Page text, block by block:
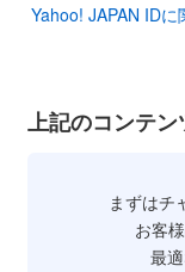
Yahoo! JAPAN IDに
上記のコンテ
まずはチ
お客
最